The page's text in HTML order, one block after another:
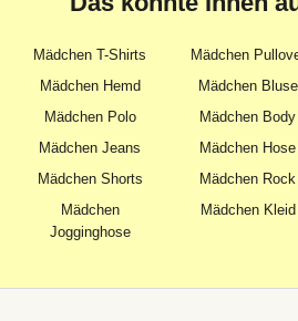
Mädchen T-Shirts Mädchen
Mädchen Hemd
Mädchen Bluse
Mädchen Polo
Mädchen Body
Mädchen Jeans
Mädchen Hose
Mädchen Shorts
Mädchen Rock
Mädchen
Jogginghose
Mädchen Kleid